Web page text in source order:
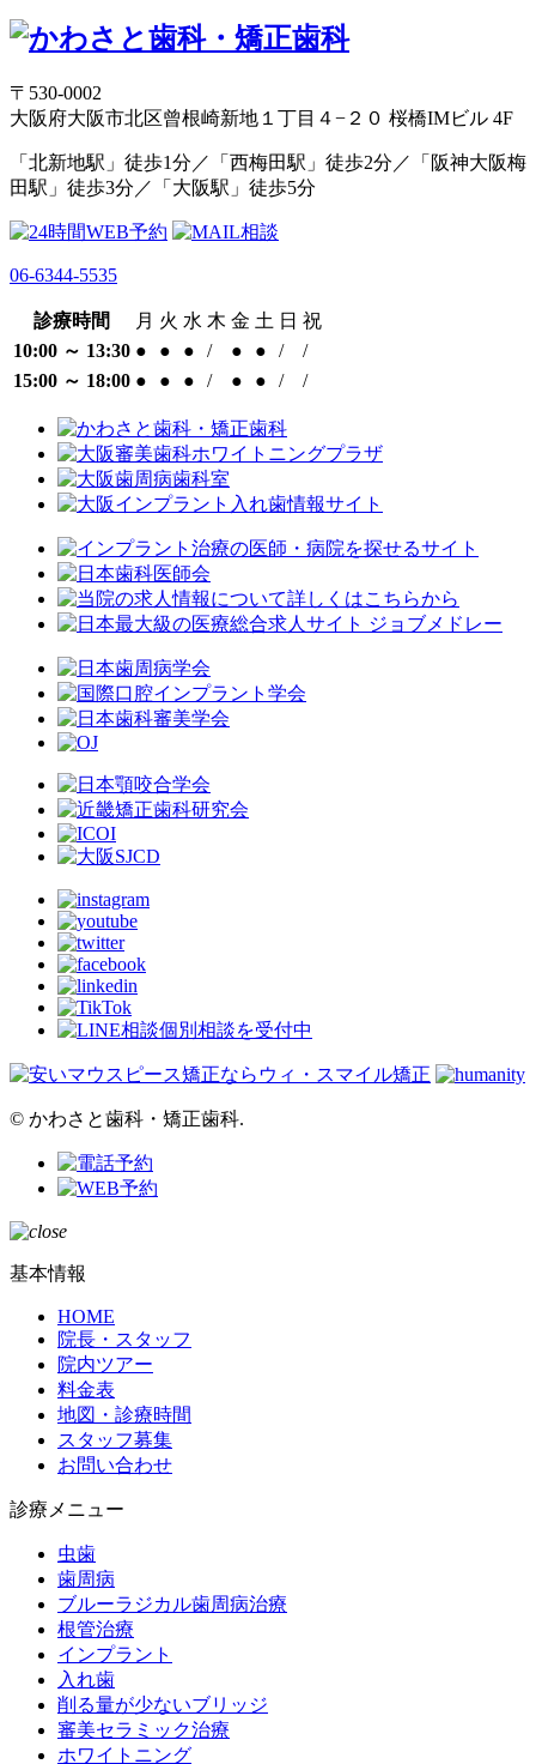
〒530-0002
大阪府大阪市北区曾根崎新地１丁目４−２０ 桜橋IMビル 4F
「北新地駅」徒歩1分／「西梅田駅」徒歩2分／
「阪神大阪梅
田駅」徒歩3分／「大阪駅」徒歩5分
06-6344-5535
診療時間 月 火 水 木 金 土 日 祝
10:00 ～ 13:30 ● ● ● / ● ● /
/
15:00 ～ 18:00 ● ● ● / ● ● / /
©︎ かわさと歯科・矯正歯科.
基本情報
HOME
院長・スタッフ
院内ツアー
料金表
地図・診療時間
スタッフ募集
お問い合わせ
診療メニュー
虫歯
歯周病
ブルーラジカル歯周病治療
根管治療
インプラント
入れ歯
削る量が少ないブリッジ
審美セラミック治療
ホワイトニング